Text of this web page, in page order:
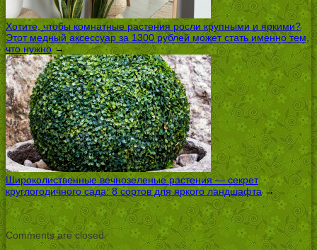
Хотите, чтобы комнатные растения росли крупными и яркими?
Этот медный аксессуар за 1300 рублей может стать именно тем,
что нужно→
Широколиственные вечнозеленые растения — секрет
круглогодичного сада: 8 сортов для яркого ландшафта→
Comments are closed.